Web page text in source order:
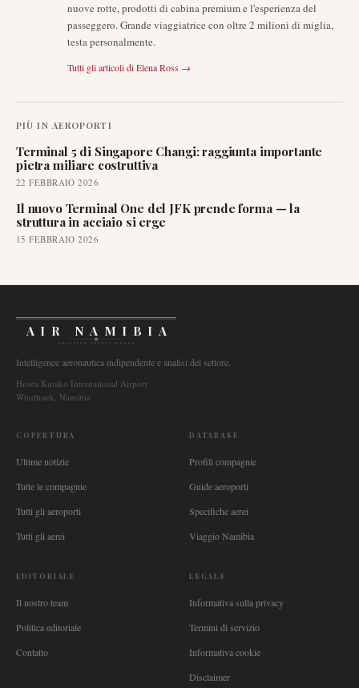
nuove rotte, prodotti di cabina premium e l'esperienza del
passeggero. Grande viaggiatrice con oltre 2 milioni di miglia,
testa personalmente.
Tutti gli articoli diElena Ross →
PIÙ IN AEROPORTI
Terminal 5 di Singapore Changi: raggiunta importante
pietra miliare costruttiva
22 FEBBRAIO 2026
Il nuovo Terminal One del JFK prende forma — la
struttura in acciaio si erge
15 FEBBRAIO 2026
AIR NAMIBIA
AVIATION INTELLIGENCE
Intelligence aeronautica indipendente e analisi del settore.
Hosea Kutako International Airport
Windhoek, Namibia
COPERTURA
Ultime notizie
Tutte le compagnie
Tutti gli aeroporti
Tutti gli aerei
DATABASE
Profili compagnie
Guide aeroporti
Specifiche aerei
Viaggio Namibia
EDITORIALE
Il nostro team
Politica editoriale
Contatto
LEGALE
Informativa sulla privacy
Termini di servizio
Informativa cookie
Disclaimer